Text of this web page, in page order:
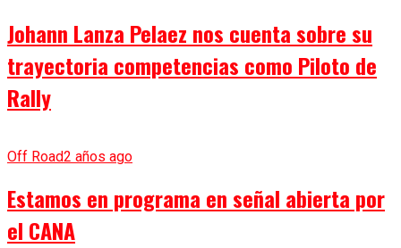
Johann Lanza Pelaez nos cuenta sobre su
trayectoria competencias como Piloto de
Rally
Off Road2 años ago
Estamos en programa en señal abierta por
el CANA